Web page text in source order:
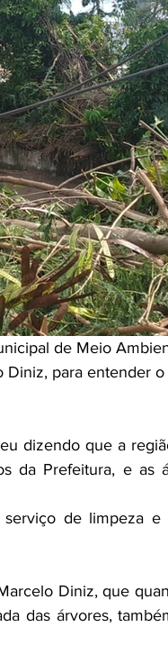
de Meio
para entender
dizendo que a
da Prefeitura, e as
de limpeza e
Diniz, que
das árvores,